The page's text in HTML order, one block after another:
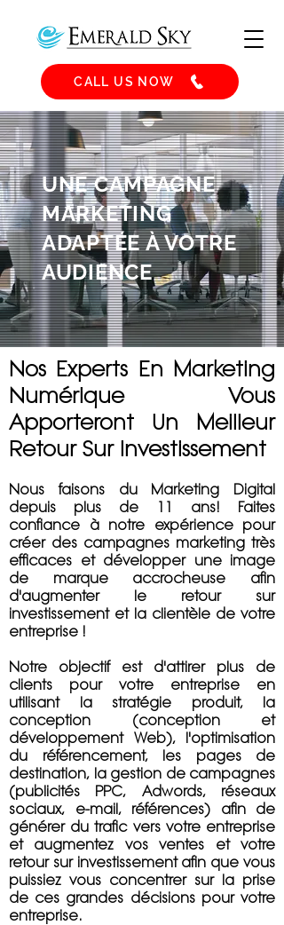
CALL US NOW
UNE CAMPAGNE
MARKETING
ADAPTÉE À VOTRE
AUDIENCE
Nos Experts En Marketing
Numérique Vous
Apporteront Un Meilleur
Retour Sur Investissement
Nous faisons du Marketing Digital
depuis plus de 11 ans! Faites
confiance à notre expérience pour
créer des campagnes marketing très
efficaces et développer une image
de marque accrocheuse afin
d'augmenter le retour sur
investissement et la clientèle de votre
entreprise !
Notre objectif est d'attirer plus de
clients pour votre entreprise en
utilisant la stratégie produit, la
conception (conception et
développement Web), l'optimisation
du référencement, les pages de
destination, la gestion de campagnes
(publicités PPC, Adwords, réseaux
sociaux, e-mail, références) afin de
générer du trafic vers votre entreprise
et augmentez vos ventes et votre
retour sur investissement afin que vous
puissiez vous concentrer sur la prise
de ces grandes décisions pour votre
entreprise.